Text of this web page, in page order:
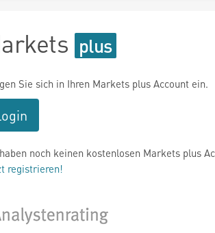
Sie sich in Ihren Markets plus Account ein.
noch keinen kostenlosen Markets plus
registrieren!